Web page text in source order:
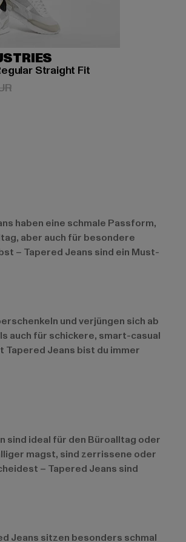
Straight Fit
EUR
Aktionspreis: 59,99 EUR
haben eine schmale Passform,
aber auch für besondere
– Tapered Jeans sind ein Must-
und verjüngen sich ab
auch für schickere, smart-casual
Tapered Jeans bist du immer
sind ideal für den Büroalltag oder
magst, sind zerrissene oder
– Tapered Jeans sind
Jeans sitzen besonders schmal